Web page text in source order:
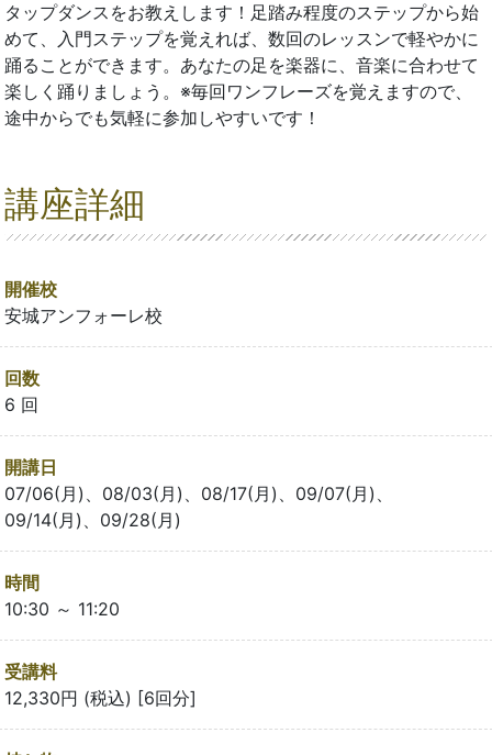
タップダンスをお教えします！足踏み程度のステップから始
めて、入門ステップを覚えれば、数回のレッスンで軽やかに
踊ることができます。あなたの足を楽器に、音楽に合わせて
楽しく踊りましょう。※毎回ワンフレーズを覚えますので、
途中からでも気軽に参加しやすいです！
講座詳細
開催校
安城アンフォーレ校
回数
6 回
開講日
07/06(月)、08/03(月)、08/17(月)、09/07(月)、
09/14(月)、09/28(月)
時間
10:30 ～ 11:20
受講料
12,330円 (税込) [6回分]